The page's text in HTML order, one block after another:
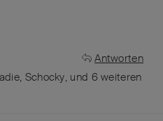
Antworten
, Schocky, und 6weiteren